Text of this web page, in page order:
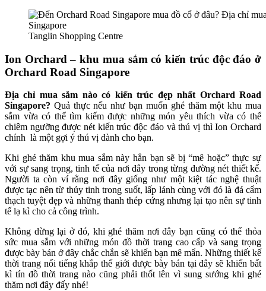
Tanglin Shopping Centre
Ion Orchard – khu mua sắm có kiến trúc độc đáo ở
Orchard Road Singapore
Địa chỉ mua sắm nào có kiến trúc đẹp nhất Orchard Road
Singapore? Quả thực nếu như bạn muốn ghé thăm một khu mua
sắm vừa có thể tìm kiếm được những món yêu thích vừa có thể
chiêm ngưỡng được nét kiến trúc độc đáo và thú vị thì Ion Orchard
chính là một gợi ý thú vị dành cho bạn.
Khi ghé thăm khu mua sắm này hẳn bạn sẽ bị “mê hoặc” thực sự
với sự sang trọng, tinh tế của nơi đây trong từng đường nét thiết kế.
Người ta còn ví rằng nơi đây giống như một kiệt tác nghệ thuật
được tạc nên từ thủy tinh trong suốt, lấp lánh cùng với đó là đá cẩm
thạch tuyệt đẹp và những thanh thép cứng nhưng lại tạo nên sự tinh
tế lạ kì cho cả công trình.
Không dừng lại ở đó, khi ghé thăm nơi đây bạn cũng có thể thỏa
sức mua sắm với những món đồ thời trang cao cấp và sang trọng
được bày bán ở đây chắc chắn sẽ khiến bạn mê mẩn. Những thiết kế
thời trang nổi tiếng khắp thế giới được bày bán tại đây sẽ khiến bất
kì tín đồ thời trang nào cũng phải thốt lên vì sung sướng khi ghé
thăm nơi đây đấy nhé!